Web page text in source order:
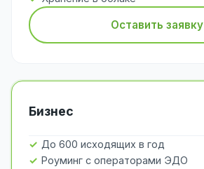
Оставить заявку
Бизнес
До 600 исходящих в год
Роуминг с операторами ЭДО